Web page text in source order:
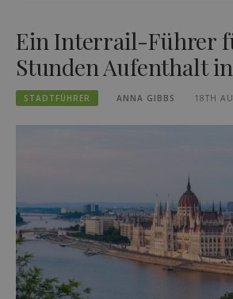
Ein Interrail-Führer
Stunden Aufenthalt
STADTFÜHRER ANNA GIBBS 18TH